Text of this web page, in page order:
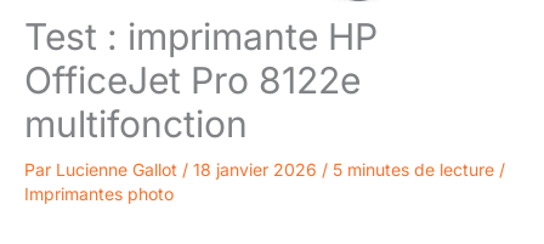
Test : imprimante HP
OfficeJet Pro 8122e
multifonction
Par Lucienne Gallot / 18 janvier 2026 / 5 minutes de lecture /
Imprimantes photo